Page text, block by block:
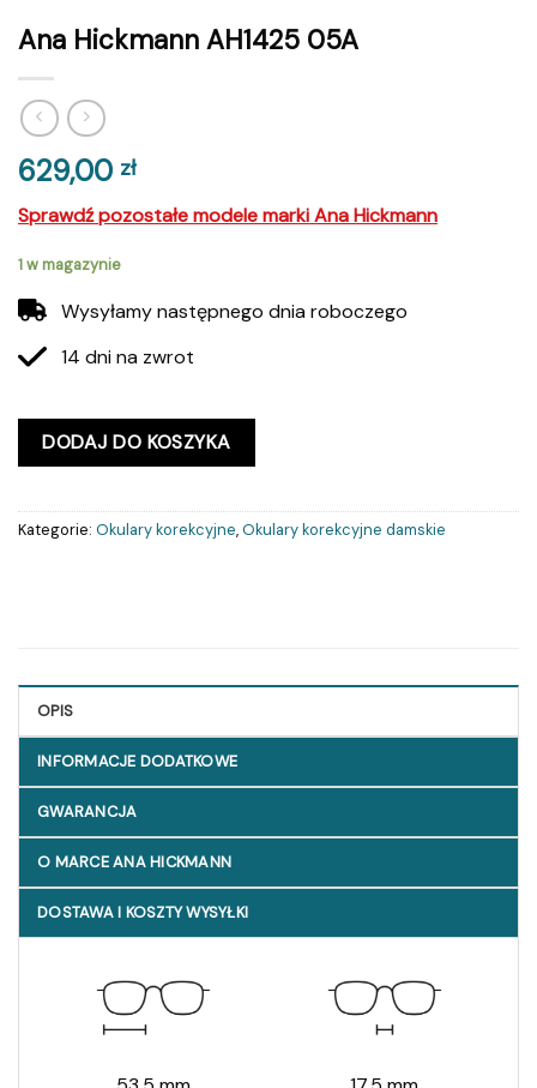
Ana Hickmann AH1425 05A
629,00 zł
Sprawdź pozostałe modele marki Ana Hickmann
1 w magazynie
Wysyłamy następnego dnia roboczego
14 dni na zwrot
DODAJ DO KOSZYKA
Kategorie: Okulary korekcyjne,Okulary korekcyjne damskie
OPIS
INFORMACJE DODATKOWE
GWARANCJA
O MARCE ANA HICKMANN
DOSTAWA I KOSZTY WYSYŁKI